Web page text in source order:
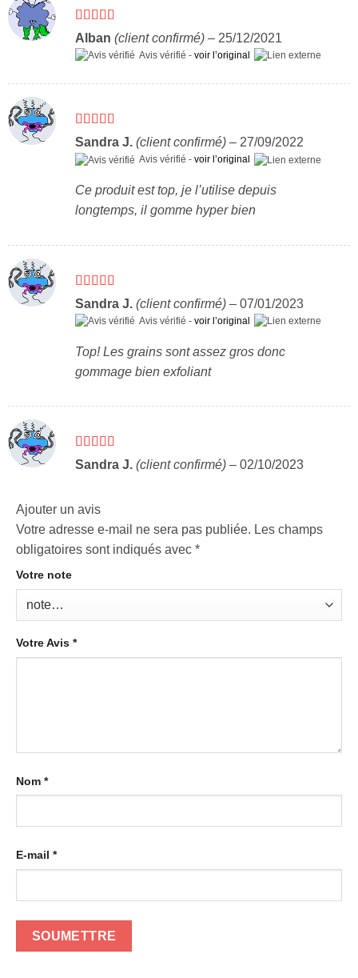
Note4
sur 5
Alban (client confirmé) – 25/12/2021
Avis vérifié - voir l’original
Note5sur 5
Sandra J. (client confirmé) – 27/09/2022
Avis vérifié - voir l’original
Ce produit est top, je l’utilise depuis
longtemps, il gomme hyper bien
Note5sur 5
Sandra J. (client confirmé) – 07/01/2023
Avis vérifié - voir l’original
Top! Les grains sont assez gros donc
gommage bien exfoliant
Note5sur 5
Sandra J. (client confirmé) – 02/10/2023
Ajouter un avis
Votre adresse e-mail ne sera pas publiée. Les champs
obligatoires sont indiqués avec *
Votre note
Votre Avis *
Nom *
E-mail *